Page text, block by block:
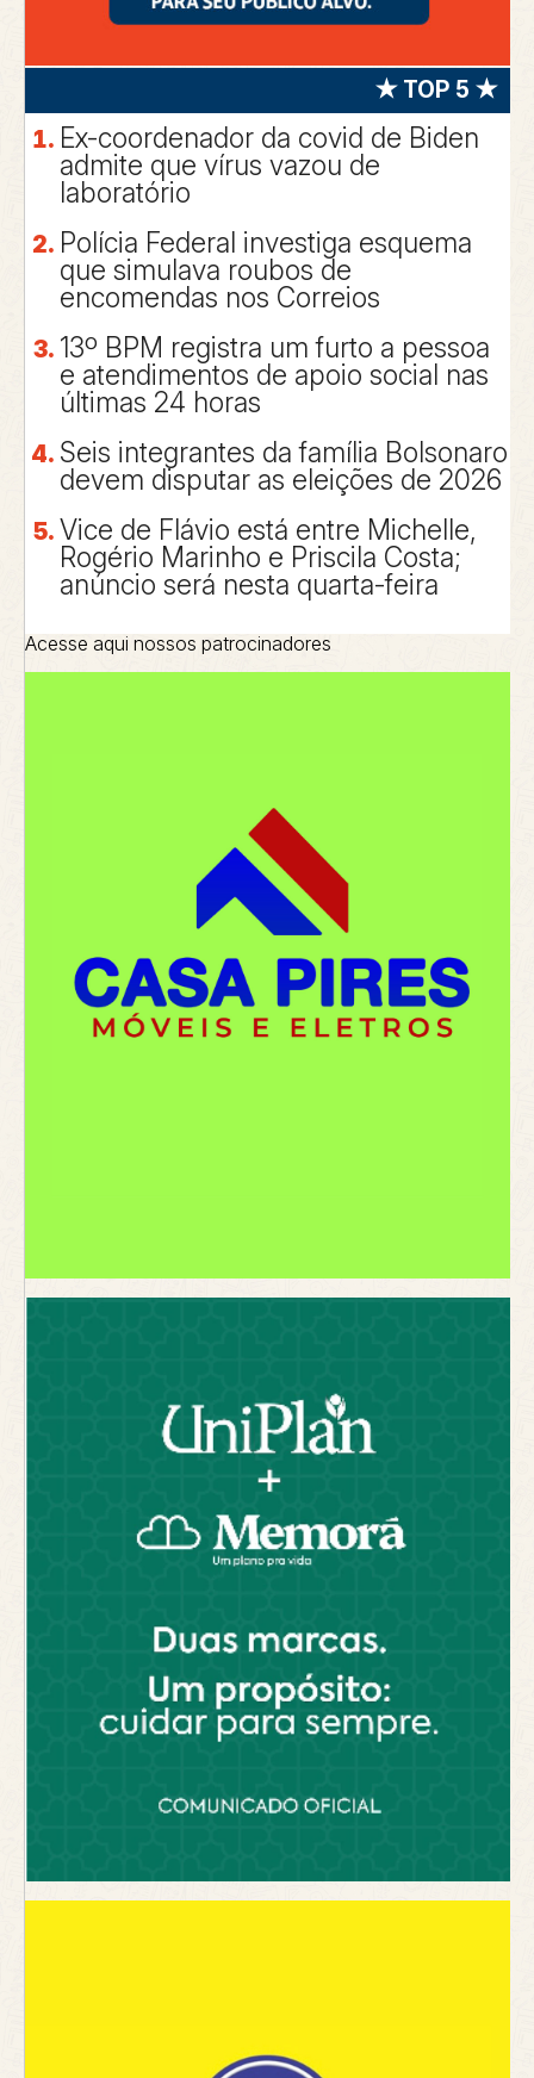
★ TOP 5 ★
Ex-coordenador da covid de Biden
admite que vírus vazou de
laboratório
Polícia Federal investiga esquema
que simulava roubos de
encomendas nos Correios
13º BPM registra um furto a pessoa
e atendimentos de apoio social nas
últimas 24 horas
Seis integrantes da família Bolsonaro
devem disputar as eleições de 2026
Vice de Flávio está entre Michelle,
Rogério Marinho e Priscila Costa;
anúncio será nesta quarta-feira
Acesse aqui nossos patrocinadores